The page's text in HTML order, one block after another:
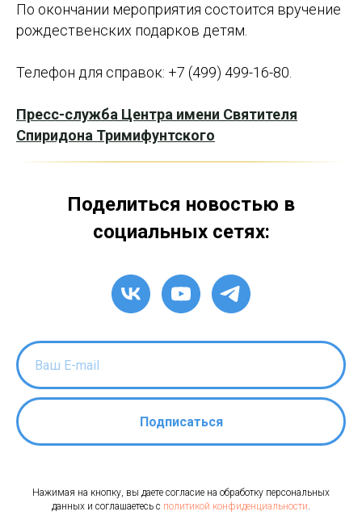
По окончании мероприятия состоится вручение
рождественских подарков детям.
Телефон для справок: +7 (499) 499-16-80.
Пресс-служба Центра имени Святителя
Спиридона Тримифунтского
Поделиться новостью в
социальных сетях:
Подписаться
Нажимая на кнопку, вы даете согласие на обработку персональных
данных и соглашаетесь c политикой конфиденциальности.